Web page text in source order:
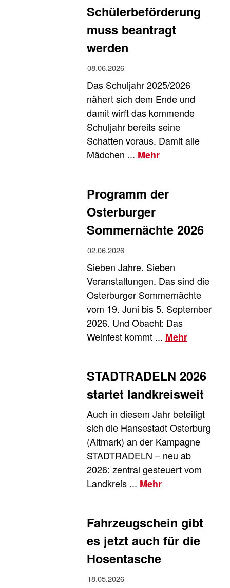
Schülerbeförderung
muss beantragt
werden
08.06.2026
Das Schuljahr 2025/2026
nähert sich dem Ende und
damit wirft das kommende
Schuljahr bereits seine
Schatten voraus. Damit alle
Mädchen ... Mehr
Programm der
Osterburger
Sommernächte 2026
02.06.2026
Sieben Jahre. Sieben
Veranstaltungen. Das sind die
Osterburger Sommernächte
vom 19. Juni bis 5. September
2026. Und Obacht: Das
Weinfest kommt ... Mehr
STADTRADELN 2026
startet landkreisweit
Auch in diesem Jahr beteiligt
sich die Hansestadt Osterburg
(Altmark) an der Kampagne
STADTRADELN – neu ab
2026: zentral gesteuert vom
Landkreis ... Mehr
Fahrzeugschein gibt
es jetzt auch für die
Hosentasche
18.05.2026